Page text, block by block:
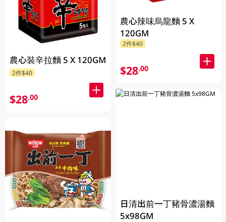
農心裝辛拉麵 5 X 120GM
2件$40
$28.00
農心辣味烏龍麵 5 X
120GM
2件$40
$28.00
日清出前一丁豬骨濃湯麵
5x98GM